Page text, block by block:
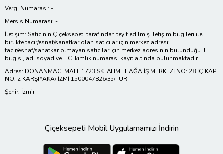
Vergi Numarası: -
Mersis Numarası: -
İletişim: Satıcının Çiçeksepeti tarafından teyit edilmiş iletişim bilgileri ile
birlikte tacir/esnaf/sanatkar olan satıcılar için merkez adresi;
tacir/esnaf/sanatkar olmayan satıcılar için merkez adresinin bulunduğu il
bilgisi, ad, soyad ve T.C. kimlik numarası kayıt altında bulunmaktadır.
Adres: DONANMACI MAH. 1723 SK. AHMET AĞA İŞ MERKEZİ NO: 28 İÇ KAPI
NO: 2 KARŞIYAKA/ İZMİ 1500047826/35/TUR
Şehir: İzmir
Çiçeksepeti Mobil Uygulamamızı İndirin